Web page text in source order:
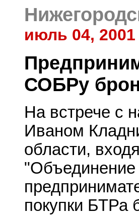
июль 04, 2001
СОБРу
На встрече с
Иваном
области,
"Объединение
покупки